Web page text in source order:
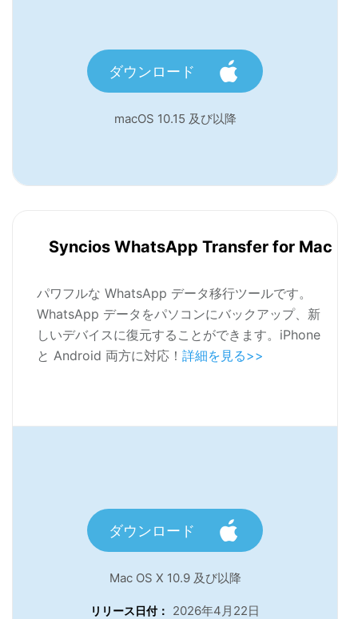
ダウンロード
macOS 10.15 及び以降
Syncios WhatsApp Transfer for Mac
パワフルな WhatsApp データ移行ツールです。
WhatsApp データをパソコンにバックアップ、新
しいデバイスに復元することができます。iPhone
と Android 両方に対応！ 詳細を見る>>
ダウンロード
Mac OS X 10.9 及び以降
リリース日付： 2026年4月22日